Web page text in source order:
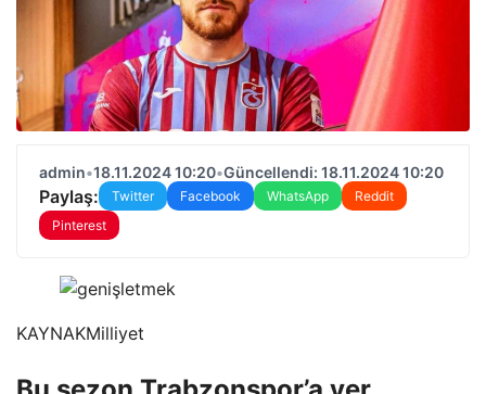
admin•18.11.2024 10:20•Güncellendi: 18.11.2024 10:20
Paylaş: Twitter Facebook WhatsApp
Reddit
Pinterest
KAYNAKMilliyet